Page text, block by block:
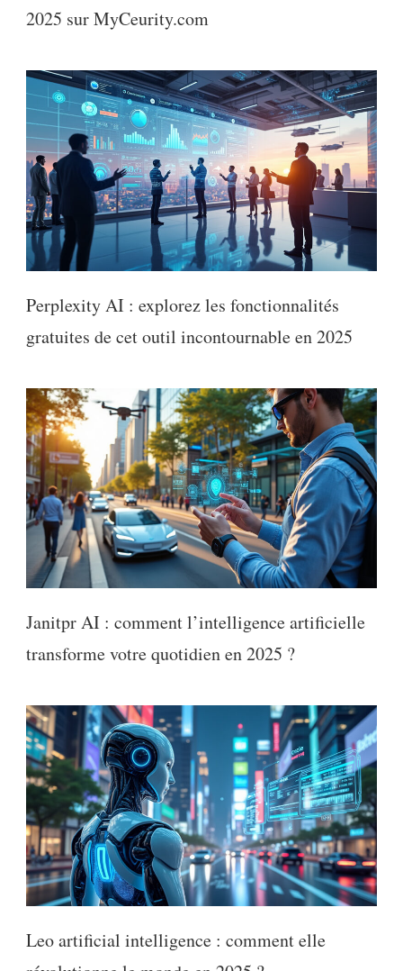
2025 sur MyCeurity.com
Perplexity AI : explorez les fonctionnalités
gratuites de cet outil incontournable en 2025
Janitpr AI : comment l’intelligence artificielle
transforme votre quotidien en 2025 ?
Leo artificial intelligence : comment elle